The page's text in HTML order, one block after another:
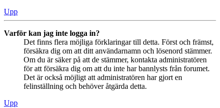
Upp
Varför kan jag inte logga in?
Det finns flera möjliga förklaringar till detta. Först och främst,
försäkra dig om att ditt användarnamn och lösenord stämmer.
Om du är säker på att de stämmer, kontakta administratören
för att försäkra dig om att du inte har bannlysts från forumet.
Det är också möjligt att administratören har gjort en
felinställning och behöver åtgärda detta.
Upp